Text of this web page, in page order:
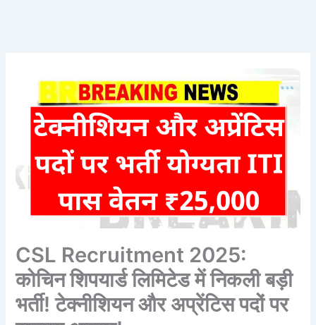
CSL Recruitment 2025:
कोचिन शिपयार्ड लिमिटेड में निकली बड़ी
भर्ती! टेक्नीशियन और अप्रेंटिस पदों पर